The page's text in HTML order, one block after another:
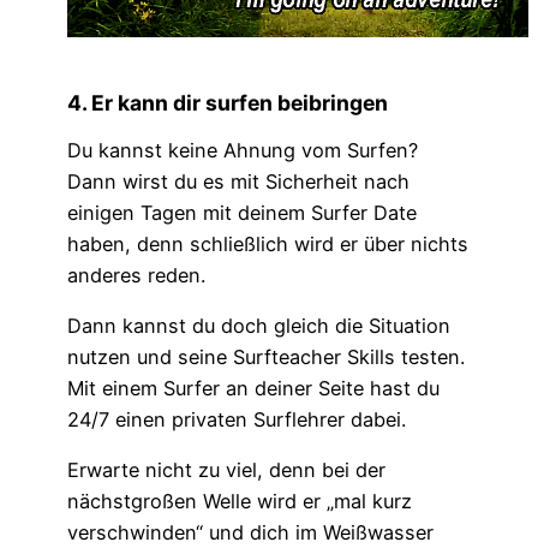
4. Er kann dir surfen beibringen
Du kannst keine Ahnung vom Surfen?
Dann wirst du es mit Sicherheit nach
einigen Tagen mit deinem Surfer Date
haben, denn schließlich wird er über nichts
anderes reden.
Dann kannst du doch gleich die Situation
nutzen und seine Surfteacher Skills testen.
Mit einem Surfer an deiner Seite hast du
24/7 einen privaten Surflehrer dabei.
Erwarte nicht zu viel, denn bei der
nächstgroßen Welle wird er „mal kurz
verschwinden“ und dich im Weißwasser